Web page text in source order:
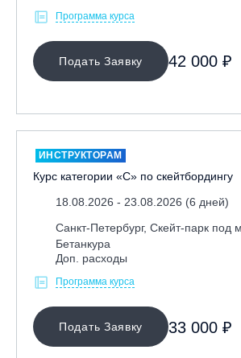
Программа курса
Подать Заявку 42 000 ₽
ИНСТРУКТОРАМ
Курс категории «С» по скейтбордингу
18.08.2026 - 23.08.2026 (6 дней)
Санкт-Петербург, Скейт-парк под
Бетанкура
Доп. расходы
Программа курса
Подать Заявку 33 000 ₽